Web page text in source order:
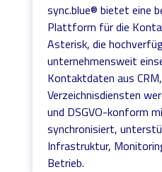
sync.blue® bietet eine
Plattform für die
Asterisk, die
unternehmensweit
Kontaktdaten aus
Verzeichnisdiensten
und DSGVO-konform
synchronisiert,
Infrastruktur,
Betrieb.